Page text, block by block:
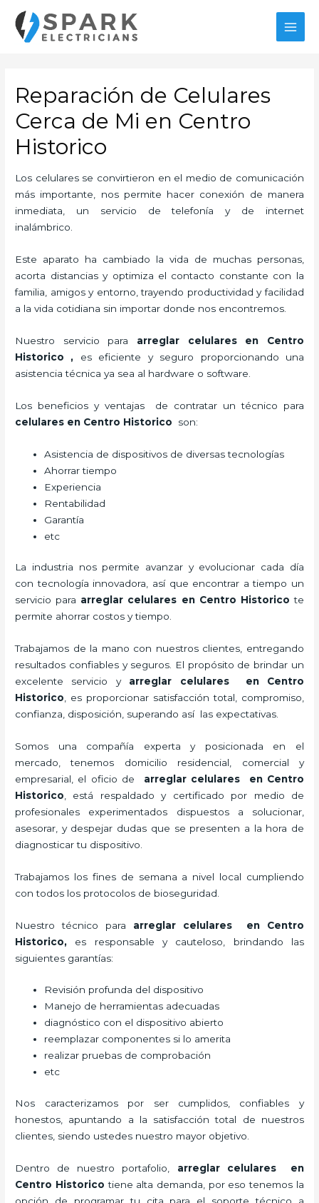
contenido
Reparación de Celulares
Cerca de Mi en Centro
Historico
Los celulares se convirtieron en el medio de comunicación
más importante, nos permite hacer conexión de manera
inmediata, un servicio de telefonía y de internet
inalámbrico.
Este aparato ha cambiado la vida de muchas personas,
acorta distancias y optimiza el contacto constante con la
familia, amigos y entorno, trayendo productividad y facilidad
a la vida cotidiana sin importar donde nos encontremos.
Nuestro servicio para arreglar celulares en Centro
Historico
, es eficiente y seguro proporcionando una
asistencia técnica ya sea al hardware o software.
Los beneficios y ventajas de contratar un técnico para
celulares en Centro Historico son:
Asistencia de dispositivos de diversas tecnologías
Ahorrar tiempo
Experiencia
Rentabilidad
Garantía
etc
La industria nos permite avanzar y evolucionar cada día
con tecnología innovadora, así que encontrar a tiempo un
servicio para arreglar celulares en Centro Historico te
permite ahorrar costos y tiempo.
Trabajamos de la mano con nuestros clientes, entregando
resultados confiables y seguros. El propósito de brindar un
excelente servicio y arreglar celulares en Centro
Historico , es proporcionar satisfacción total, compromiso,
confianza, disposición, superando así las expectativas.
Somos una compañía experta y posicionada en el
mercado, tenemos domicilio residencial, comercial y
empresarial, el oficio de arreglar celulares en Centro
Historico , está respaldado y certificado por medio de
profesionales experimentados dispuestos a solucionar,
asesorar, y despejar dudas que se presenten a la hora de
diagnosticar tu dispositivo.
Trabajamos los fines de semana a nivel local cumpliendo
con todos los protocolos de bioseguridad.
Nuestro técnico para arreglar celulares en Centro
Historico, es responsable y cauteloso, brindando las
siguientes garantías:
Revisión profunda del dispositivo
Manejo de herramientas adecuadas
diagnóstico con el dispositivo abierto
reemplazar componentes si lo amerita
realizar pruebas de comprobación
etc
Nos caracterizamos por ser cumplidos, confiables y
honestos, apuntando a la satisfacción total de nuestros
clientes, siendo ustedes nuestro mayor objetivo.
Dentro de nuestro portafolio, arreglar celulares en
Centro Historico tiene alta demanda, por eso tenemos la